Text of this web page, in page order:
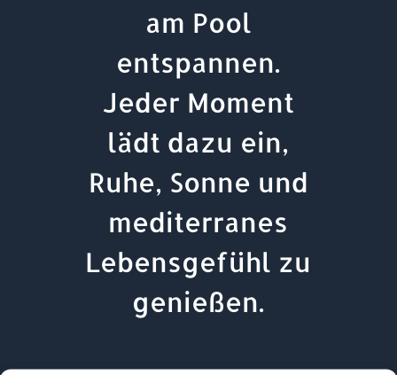
am Pool
entspannen.
Jeder Moment
lädt dazu ein,
Ruhe, Sonne und
mediterranes
Lebensgefühl zu
genießen.